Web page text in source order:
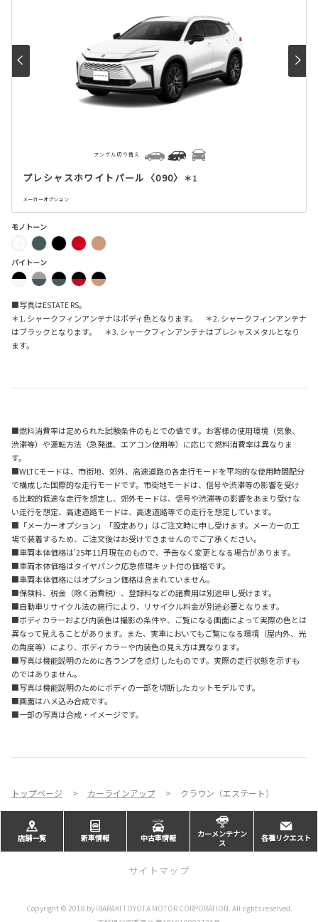
プレシャスホワイトパール〈090〉 ＊1
メーカーオプション
アングル切り替え
モノトーン
バイトーン
■写真はESTATE RS。
＊1. シャークフィンアンテナはボディ色となります。 ＊2. シャークフィンアンテナ
はブラックとなります。 ＊3. シャークフィンアンテナはプレシャスメタルとなり
ます。
■燃料消費率は定められた試験条件のもとでの値です。お客様の使用環境（気象、
渋滞等）や運転方法（急発進、エアコン使用等）に応じて燃料消費率は異なりま
す。
■WLTCモードは、市街地、郊外、高速道路の各走行モードを平均的な使用時間配分
で構成した国際的な走行モードです。市街地モードは、信号や渋滞等の影響を受け
る比較的低速な走行を想定し、郊外モードは、信号や渋滞等の影響をあまり受けな
い走行を想定、高速道路モードは、高速道路等での走行を想定しています。
■「メーカーオプション」「設定あり」はご注文時に申し受けます。メーカーの工
場で装着するため、ご注文後はお受けできませんのでご了承ください。
■車両本体価格は'25年11月現在のもので、予告なく変更となる場合があります。
■車両本体価格はタイヤパンク応急修理キット付の価格です。
■車両本体価格にはオプション価格は含まれていません。
■保険料、税金（除く消費税）、登録料などの諸費用は別途申し受けます。
■自動車リサイクル法の施行により、リサイクル料金が別途必要となります。
■ボディカラーおよび内装色は撮影の条件や、ご覧になる画面によって実際の色とは
異なって見えることがあります。また、実車においてもご覧になる環境（屋内外、光
の角度等）により、ボディカラーや内装色の見え方は異なります。
■写真は機能説明のために各ランプを点灯したものです。実際の走行状態を示すも
のではありません。
■写真は機能説明のためにボディの一部を切断したカットモデルです。
■画面はハメ込み合成です。
■一部の写真は合成・イメージです。
トップページ カーラインアップ クラウン（エステート）
店舗一覧 新車情報 中古車情報
カーメンテナン
ス
各種リクエスト
サイトマップ
Copyright © 2018 by IBARAKI TOYOTA MOTOR CORPORATION. All rights reserved.